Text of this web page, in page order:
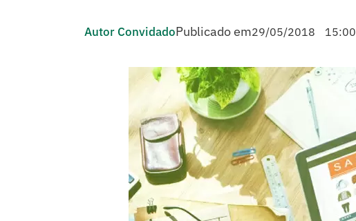
Autor ConvidadoPublicado em29/05/2018 15:00